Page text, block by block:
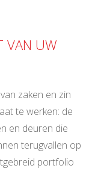
VAN UW
zaken en zin
te werken: de
en deuren die
terugvallen op
portfolio